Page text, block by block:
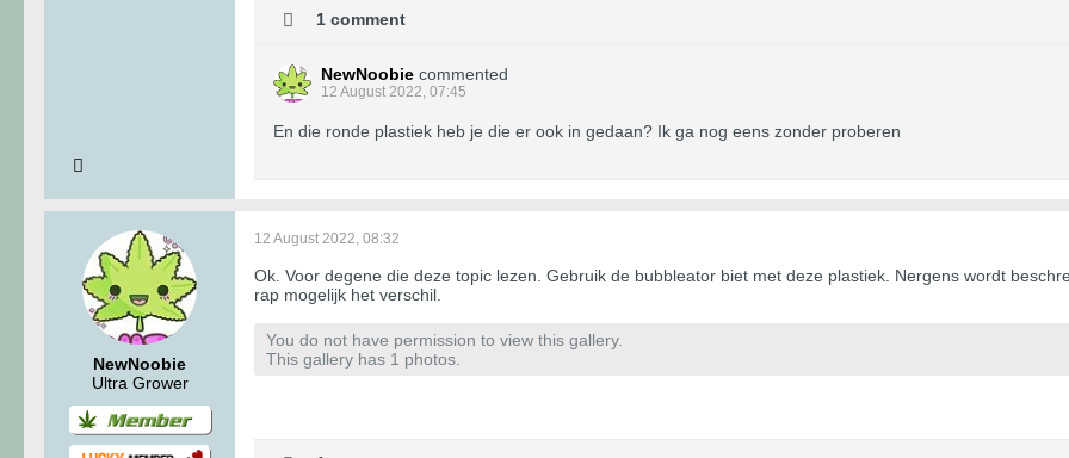
1 comment
NewNoobie commented
12 August 2022, 07:45
En die ronde plastiek heb je die er ook in gedaan? Ik ga nog eens zonder proberen
NewNoobie
Ultra Grower
12 August 2022, 08:32
Ok. Voor degene die deze topic lezen. Gebruik de bubbleator biet met deze plastiek. Nergens wordt
rap mogelijk het verschil.
You do not have permission to view this gallery.
This gallery has 1 photos.